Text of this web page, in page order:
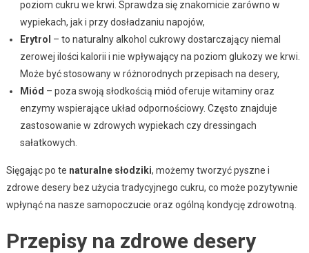
poziom cukru we krwi. Sprawdza się znakomicie zarówno w
wypiekach, jak i przy dosładzaniu napojów,
Erytrol – to naturalny alkohol cukrowy dostarczający niemal
zerowej ilości kalorii i nie wpływający na poziom glukozy we krwi.
Może być stosowany w różnorodnych przepisach na desery,
Miód – poza swoją słodkością miód oferuje witaminy oraz
enzymy wspierające układ odpornościowy. Często znajduje
zastosowanie w zdrowych wypiekach czy dressingach
sałatkowych.
Sięgając po te naturalne słodziki, możemy tworzyć pyszne i
zdrowe desery bez użycia tradycyjnego cukru, co może pozytywnie
wpłynąć na nasze samopoczucie oraz ogólną kondycję zdrowotną.
Przepisy na zdrowe desery